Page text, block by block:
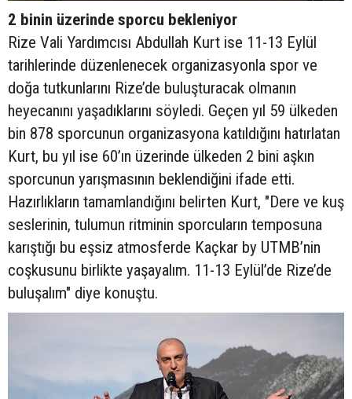
2 binin üzerinde sporcu bekleniyor
Rize Vali Yardımcısı Abdullah Kurt ise 11-13 Eylül
tarihlerinde düzenlenecek organizasyonla spor ve
doğa tutkunlarını Rize’de buluşturacak olmanın
heyecanını yaşadıklarını söyledi. Geçen yıl 59 ülkeden
bin 878 sporcunun organizasyona katıldığını hatırlatan
Kurt, bu yıl ise 60’ın üzerinde ülkeden 2 bini aşkın
sporcunun yarışmasının beklendiğini ifade etti.
Hazırlıkların tamamlandığını belirten Kurt, "Dere ve kuş
seslerinin, tulumun ritminin sporcuların temposuna
karıştığı bu eşsiz atmosferde Kaçkar by UTMB’nin
coşkusunu birlikte yaşayalım. 11-13 Eylül’de Rize’de
buluşalım" diye konuştu.